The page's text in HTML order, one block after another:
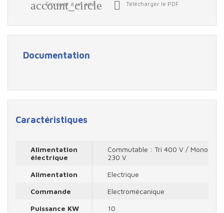
account_circle
Envoyer à un ami  Télécharger le PDF
Documentation
Caractéristiques
Alimentation
électrique
Commutable : Tri 400 V / Mono
230 V
Alimentation
Electrique
Commande
Electromécanique
Puissance KW
10